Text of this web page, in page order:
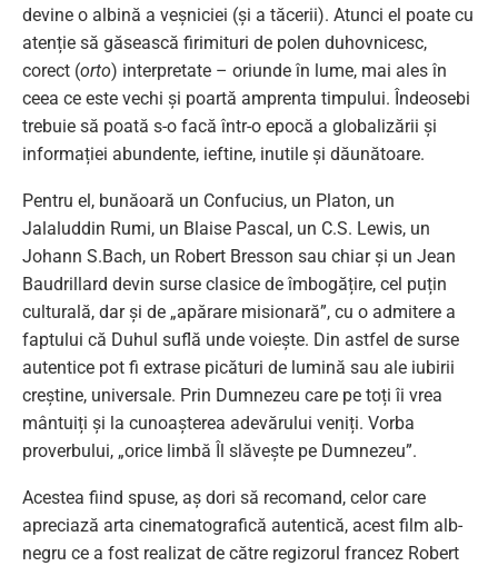
devine o albină a veșniciei (și a tăcerii). Atunci el poate cu
atenție să găsească firimituri de polen duhovnicesc,
corect (orto) interpretate – oriunde în lume, mai ales în
ceea ce este vechi și poartă amprenta timpului. Îndeosebi
trebuie să poată s-o facă într-o epocă a globalizării și
informației abundente, ieftine, inutile și dăunătoare.
Pentru el, bunăoară un Confucius, un Platon, un
Jalaluddin Rumi, un Blaise Pascal, un C.S. Lewis, un
Johann S.Bach, un Robert Bresson sau chiar și un Jean
Baudrillard devin surse clasice de îmbogățire, cel puțin
culturală, dar și de „apărare misionară”, cu o admitere a
faptului că Duhul suflă unde voiește. Din astfel de surse
autentice pot fi extrase picături de lumină sau ale iubirii
creștine, universale. Prin Dumnezeu care pe toți îi vrea
mântuiți și la cunoașterea adevărului veniți. Vorba
proverbului, „orice limbă Îl slăvește pe Dumnezeu”.
Acestea fiind spuse, aș dori să recomand, celor care
apreciază arta cinematografică autentică, acest film alb-
negru ce a fost realizat de către regizorul francez Robert